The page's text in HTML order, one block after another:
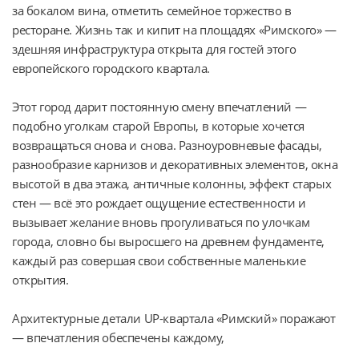
за бокалом вина, отметить семейное торжество в
ресторане. Жизнь так и кипит на площадях «Римского» —
здешняя инфраструктура открыта для гостей этого
европейского городского квартала.
Этот город дарит постоянную смену впечатлений —
подобно уголкам старой Европы, в которые хочется
возвращаться снова и снова. Разноуровневые фасады,
разнообразие карнизов и декоративных элементов, окна
высотой в два этажа, античные колонны, эффект старых
стен — всё это рождает ощущение естественности и
вызывает желание вновь прогуливаться по улочкам
города, словно бы выросшего на древнем фундаменте,
каждый раз совершая свои собственные маленькие
открытия.
Архитектурные детали UP-квартала «Римский» поражают
— впечатления обеспечены каждому,